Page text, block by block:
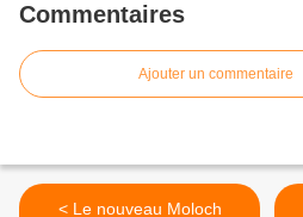
Commentaires
Ajouter un commentaire
< Le nouveau Moloch